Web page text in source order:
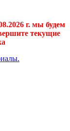
г. мы будем
текущие